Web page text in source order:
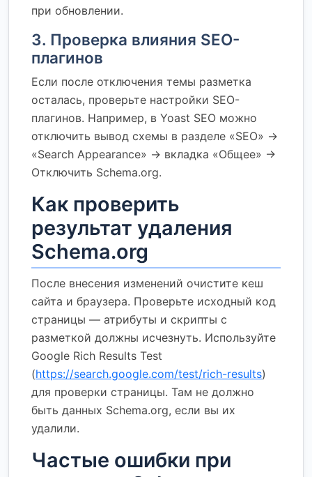
при обновлении.
3. Проверка влияния SEO-
плагинов
Если после отключения темы разметка
осталась, проверьте настройки SEO-
плагинов. Например, в Yoast SEO можно
отключить вывод схемы в разделе «SEO» ->
«Search Appearance» -> вкладка «Общее» ->
Отключить Schema.org.
Как проверить
результат удаления
Schema.org
После внесения изменений очистите кеш
сайта и браузера. Проверьте исходный код
страницы — атрибуты и скрипты с
разметкой должны исчезнуть. Используйте
Google Rich Results Test
(https://search.google.com/test/rich-results)
для проверки страницы. Там не должно
быть данных Schema.org, если вы их
удалили.
Частые ошибки при